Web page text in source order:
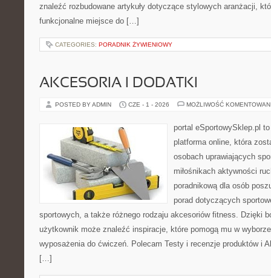
znaleźć rozbudowane artykuły dotyczące stylowych aranżacji,
funkcjonalne miejsce do […]
CATEGORIES: PORADNIK ŻYWIENIOWY
AKCESORIA I DODATKI
POSTED BY ADMIN CZE - 1 - 2026 MOŻLIWOŚĆ
portal eSportowySklep.pl
platforma online, która
osobach uprawiających
miłośnikach aktywności
poradnikową dla osób
porad dotyczących
sportowych, a także różnego rodzaju akcesoriów fitness. Dzięki
użytkownik może znaleźć inspiracje, które pomogą mu w
wyposażenia do ćwiczeń. Polecam Testy i recenzje produktów i
[…]